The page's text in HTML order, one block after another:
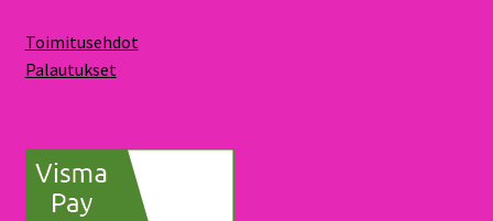
Toimitusehdot
Palautukset